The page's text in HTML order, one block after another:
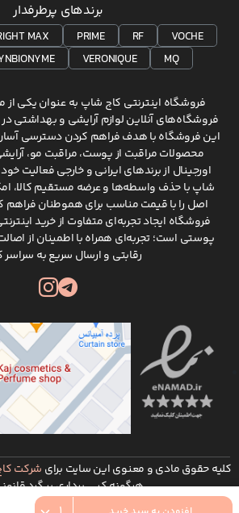
برندهای پرطرفدار
VOCHE
RF
PRIME
MAX
MQ
VERONIQUE
فروشگاه اینترنتی کاج شاپ به عنوان یکی از
فروشگاه‌های آنلاین لوازم آرایشی و بهداشتی
این فروشگاه با هدف فراهم کردن دسترسی
محصولات مراقبت از پوست، مراقبت مو،
اورجینال از برندهای ایرانی و خارجی فعالیت
شاپ با حذف واسطه‌ها و عرضه مستقیم کالا،
اصل را با قیمت مناسب برای هموطنان
فروشگاه ایجاد تجربه‌ای متفاوت از خرید
پوستی است؛ تجربه‌ای همراه با اطمینان از اصالت
رقابتی و ارسال سریع به
کلیه حقوق مادی و معنوی این سایت برای شرکت
هرگونه کپی برداری پیگرد